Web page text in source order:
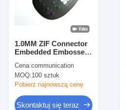
Pokaz VR
Kontrola jakości
Skontaktuj się z nami
1.0MM ZIF Connector
Embedded Embossed
fryzjerów
Cena:communication
MOQ:100 sztuk
Pobierz najnowszą cenę
Skontaktuj się teraz